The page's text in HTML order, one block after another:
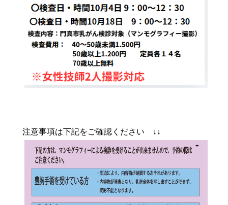
注意事項は下記をご確認ください ↓↓